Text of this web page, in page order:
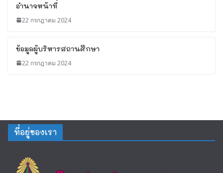
อำนาจหน้าที่
22 กรกฎาคม 2024
ข้อมูลผู้บริหารสถานศึกษา
22 กรกฎาคม 2024
ที่อยู่ของเรา